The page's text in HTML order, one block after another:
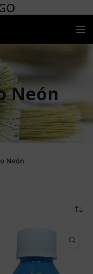
Neón
Neón